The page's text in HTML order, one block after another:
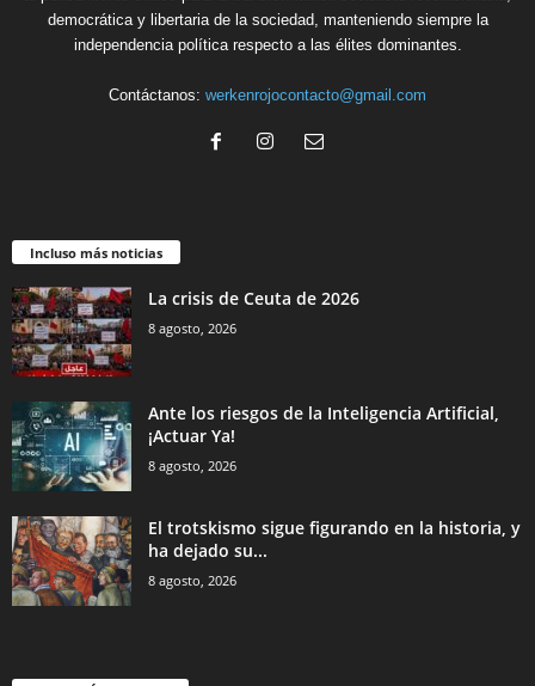
democrática y libertaria de la sociedad, manteniendo siempre la
independencia política respecto a las élites dominantes.
Contáctanos: werkenrojocontacto@gmail.com
Incluso más noticias
La crisis de Ceuta de 2026
8 agosto, 2026
Ante los riesgos de la Inteligencia Artificial,
¡Actuar Ya!
8 agosto, 2026
El trotskismo sigue figurando en la historia, y
ha dejado su...
8 agosto, 2026